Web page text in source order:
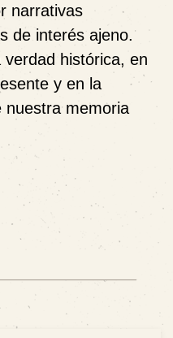
narrativas
de interés ajeno.
histórica, en
y en la
nuestra memoria